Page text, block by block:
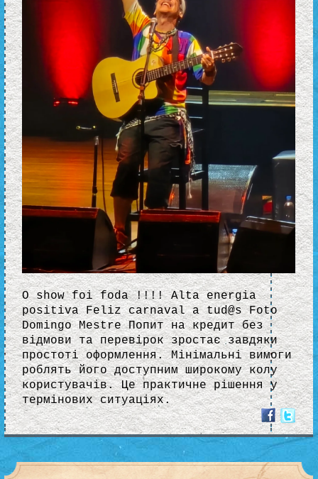
O show foi foda !!!! Alta energia
positiva Feliz carnaval a tud@s Foto
Domingo Mestre Попит на кредит без
відмови та перевірок зростає завдяки
простоті оформлення. Мінімальні вимоги
роблять його доступним широкому колу
користувачів. Це практичне рішення у
термінових ситуаціях.